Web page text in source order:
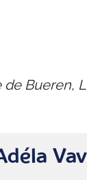
de Bueren,